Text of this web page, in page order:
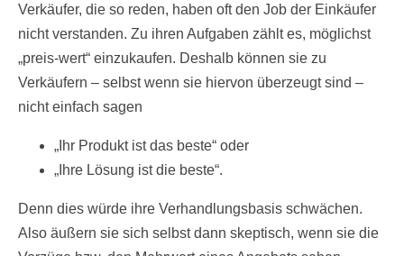
Verkäufer, die so reden, haben oft den Job der Einkäufer
nicht verstanden. Zu ihren Aufgaben zählt es, möglichst
„preis-wert“ einzukaufen. Deshalb können sie zu
Verkäufern – selbst wenn sie hiervon überzeugt sind –
nicht einfach sagen
„Ihr Produkt ist das beste“ oder
„Ihre Lösung ist die beste“.
Denn dies würde ihre Verhandlungsbasis schwächen.
Also äußern sie sich selbst dann skeptisch, wenn sie die